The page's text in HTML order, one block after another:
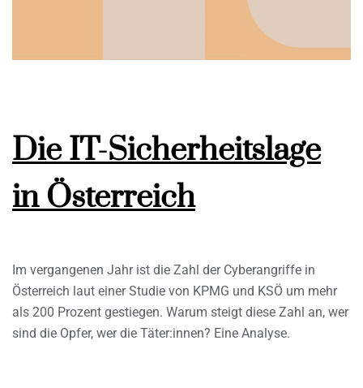
Die IT-Sicherheitslage
in Österreich
Im vergangenen Jahr ist die Zahl der Cyberangriffe in
Österreich laut einer Studie von KPMG und KSÖ um mehr
als 200 Prozent gestiegen. Warum steigt diese Zahl an, wer
sind die Opfer, wer die Täter:innen? Eine Analyse.